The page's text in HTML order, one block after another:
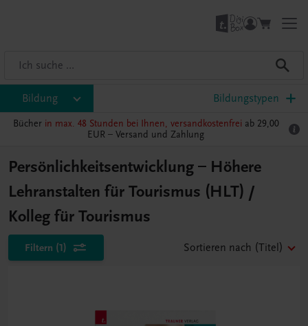
Bildung Bildungstypen
Bücher in max. 48 Stunden bei Ihnen, versandkostenfrei ab 29,00
EUR – Versand und Zahlung
Persönlichkeitsentwicklung – Höhere
Lehranstalten für Tourismus (HLT) /
Kolleg für Tourismus
Filtern (1) Sortieren nach (Titel)